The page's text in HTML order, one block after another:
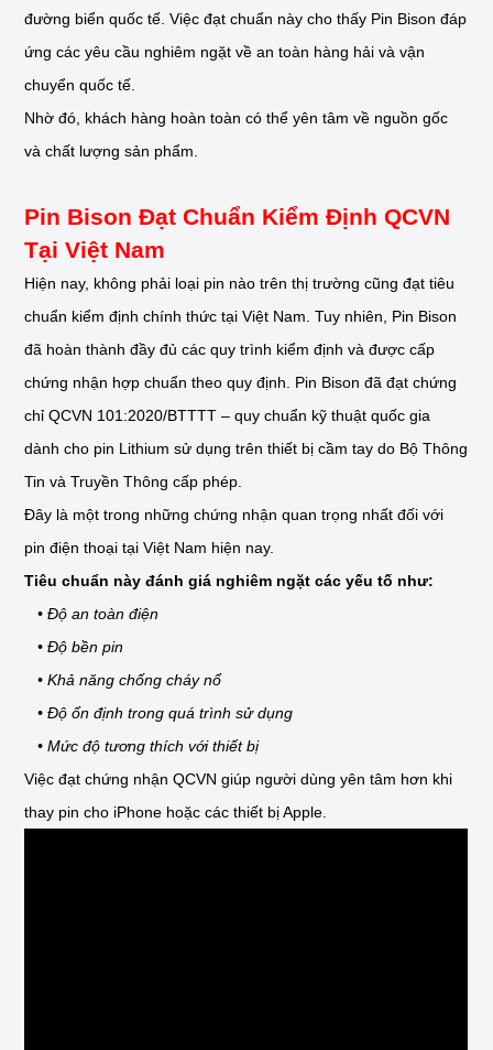
đường biển quốc tế. Việc đạt chuẩn này cho thấy Pin Bison đáp
ứng các yêu cầu nghiêm ngặt về an toàn hàng hải và vận
chuyển quốc tế.
Nhờ đó, khách hàng hoàn toàn có thể yên tâm về nguồn gốc
và chất lượng sản phẩm.
Pin Bison Đạt Chuẩn Kiểm Định QCVN
Tại Việt Nam
Hiện nay, không phải loại pin nào trên thị trường cũng đạt tiêu
chuẩn kiểm định chính thức tại Việt Nam. Tuy nhiên, Pin Bison
đã hoàn thành đầy đủ các quy trình kiểm định và được cấp
chứng nhận hợp chuẩn theo quy định. Pin Bison đã đạt chứng
chỉ QCVN 101:2020/BTTTT – quy chuẩn kỹ thuật quốc gia
dành cho pin Lithium sử dụng trên thiết bị cầm tay do Bộ Thông
Tin và Truyền Thông cấp phép.
Đây là một trong những chứng nhận quan trọng nhất đối với
pin điện thoại tại Việt Nam hiện nay.
Tiêu chuẩn này đánh giá nghiêm ngặt các yếu tố như:
• Độ an toàn điện
• Độ bền pin
• Khả năng chống cháy nổ
• Độ ổn định trong quá trình sử dụng
• Mức độ tương thích với thiết bị
Việc đạt chứng nhận QCVN giúp người dùng yên tâm hơn khi
thay pin cho iPhone hoặc các thiết bị Apple.